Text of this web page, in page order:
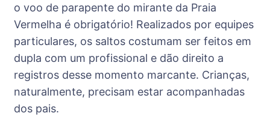
o voo de parapente do mirante da Praia
Vermelha é obrigatório! Realizados por equipes
particulares, os saltos costumam ser feitos em
dupla com um profissional e dão direito a
registros desse momento marcante. Crianças,
naturalmente, precisam estar acompanhadas
dos pais.